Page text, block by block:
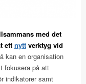
med det
ett nytt verktyg vid
kan en organisation
fokusera på att
indikatorer samt